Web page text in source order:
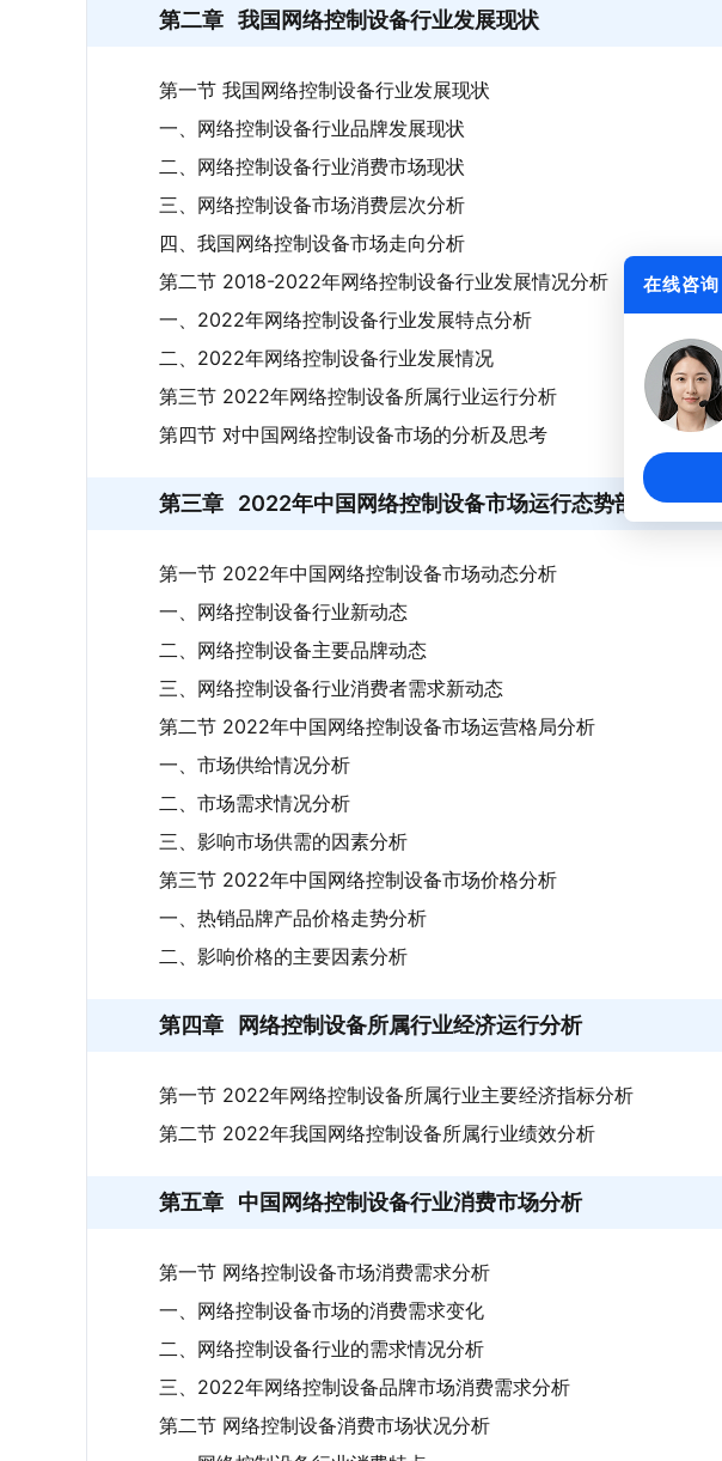
第二章 我国网络控制设备行业发展现状
第一节 我国网络控制设备行业发展现状
一、网络控制设备行业品牌发展现状
二、网络控制设备行业消费市场现状
三、网络控制设备市场消费层次分析
四、我国网络控制设备市场走向分析
第二节 2018-2022年网络控制设备行业发展情况分析
一、2022年网络控制设备行业发展特点分析
二、2022年网络控制设备行业发展情况
第三节 2022年网络控制设备所属行业运行分析
第四节 对中国网络控制设备市场的分析及思考
第三章 2022年中国网络控制设备市场运行态势剖析
第一节 2022年中国网络控制设备市场动态分析
一、网络控制设备行业新动态
二、网络控制设备主要品牌动态
三、网络控制设备行业消费者需求新动态
第二节 2022年中国网络控制设备市场运营格局分析
一、市场供给情况分析
二、市场需求情况分析
三、影响市场供需的因素分析
第三节 2022年中国网络控制设备市场价格分析
一、热销品牌产品价格走势分析
二、影响价格的主要因素分析
第四章 网络控制设备所属行业经济运行分析
第一节 2022年网络控制设备所属行业主要经济指标分析
第二节 2022年我国网络控制设备所属行业绩效分析
第五章 中国网络控制设备行业消费市场分析
第一节 网络控制设备市场消费需求分析
一、网络控制设备市场的消费需求变化
二、网络控制设备行业的需求情况分析
三、2022年网络控制设备品牌市场消费需求分析
第二节 网络控制设备消费市场状况分析
在线咨询